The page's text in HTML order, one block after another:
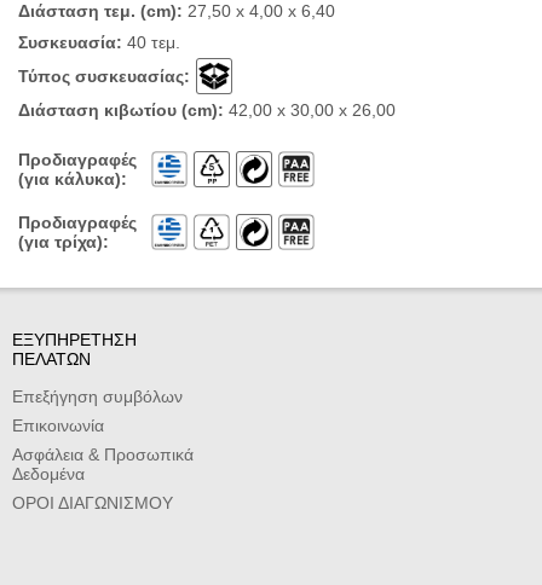
Διάσταση τεμ. (cm): 27,50 x 4,00 x 6,40
Συσκευασία: 40 τεμ.
Τύπος συσκευασίας:
Διάσταση κιβωτίου (cm): 42,00 x 30,00 x 26,00
Προδιαγραφές
(για κάλυκα):
Προδιαγραφές
(για τρίχα):
ΕΞΥΠΗΡΕΤΗΣΗ
ΠΕΛΑΤΩΝ
Επεξήγηση συμβόλων
Επικοινωνία
Ασφάλεια & Προσωπικά
Δεδομένα
ΟΡΟΙ ΔΙΑΓΩΝΙΣΜΟΥ